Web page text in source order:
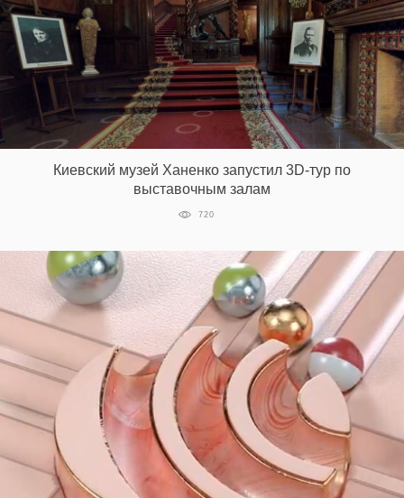
Киевский музей Ханенко запустил 3D-тур по
выставочным залам
720